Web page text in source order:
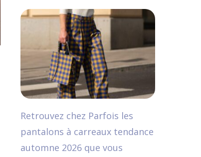
Retrouvez chez Parfois les
pantalons à carreaux tendance
automne 2026 que vous